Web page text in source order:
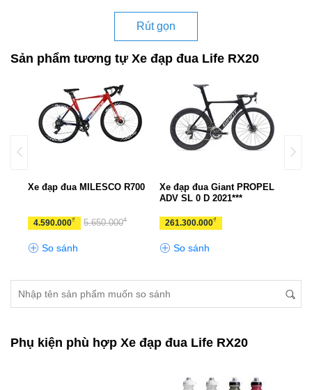
Rút gọn
Sản phẩm tương tự Xe đạp đua Life RX20
Xe đạp đua MILESCO R700
4.590.000₫ 5.650.000₫
So sánh
Xe đạp đua Giant PROPEL
ADV SL 0 D 2021***
261.300.000₫
So sánh
Phụ kiện phù hợp Xe đạp đua Life RX20